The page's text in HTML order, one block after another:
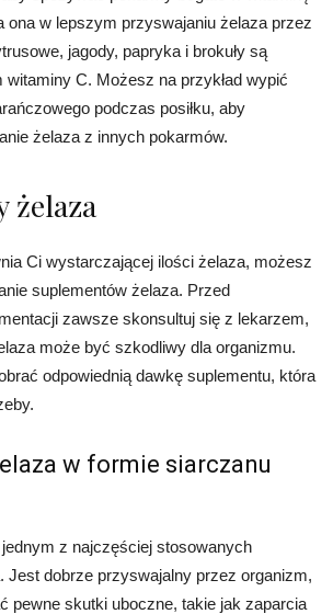
ona w lepszym przyswajaniu żelaza przez
jagody, papryka i brokuły są
witaminy C. Możesz na przykład wypić
podczas posiłku, aby
żelaza z innych pokarmów.
żelaza
Ci wystarczającej ilości żelaza, możesz
suplementów żelaza. Przed
zawsze skonsultuj się z lekarzem,
może być szkodliwy dla organizmu.
odpowiednią dawkę suplementu, która
w formie siarczanu
z najczęściej stosowanych
Jest dobrze przyswajalny przez organizm,
pewne skutki uboczne, takie jak zaparcia